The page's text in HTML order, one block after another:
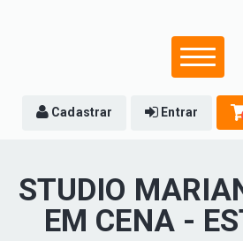
Cadastrar Entrar
STUDIO
EM CENA -